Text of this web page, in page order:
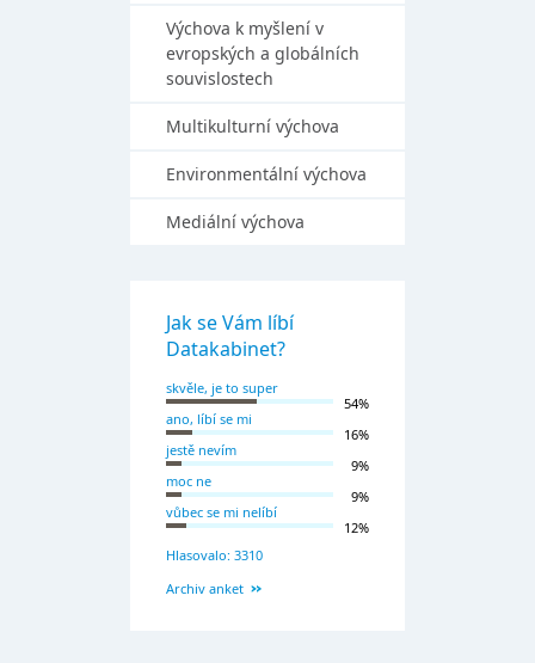
Výchova k myšlení v
evropských a globálních
souvislostech
Multikulturní výchova
Environmentální výchova
Mediální výchova
Jak se Vám líbí
Datakabinet?
skvěle, je to super
54%
ano, líbí se mi
16%
jestě nevím
9%
moc ne
9%
vůbec se mi nelíbí
12%
Hlasovalo: 3310
Archiv anket